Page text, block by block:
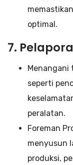
optimal.
7.
seperti
peralatan.
Foreman
menyusun
produksi,